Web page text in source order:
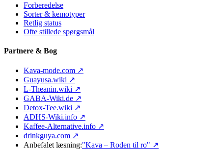
Forberedelse
Sorter & kemotyper
Retlig status
Ofte stillede spørgsmål
Partnere & Bog
Kava-mode.com ↗
Guayusa.wiki ↗
L-Theanin.wiki ↗
GABA-Wiki.de ↗
Detox-Tee.wiki ↗
ADHS-Wiki.info ↗
Kaffee-Alternative.info ↗
drinkguya.com ↗
Anbefalet læsning:"Kava – Roden til ro" ↗